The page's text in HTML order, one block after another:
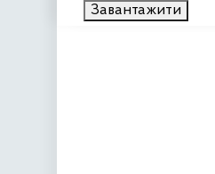
Завантажити